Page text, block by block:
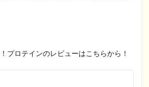
プロテインのレビューはこちらから！